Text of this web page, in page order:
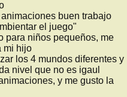
el juego"
mi hijo
nivel que no es igaul